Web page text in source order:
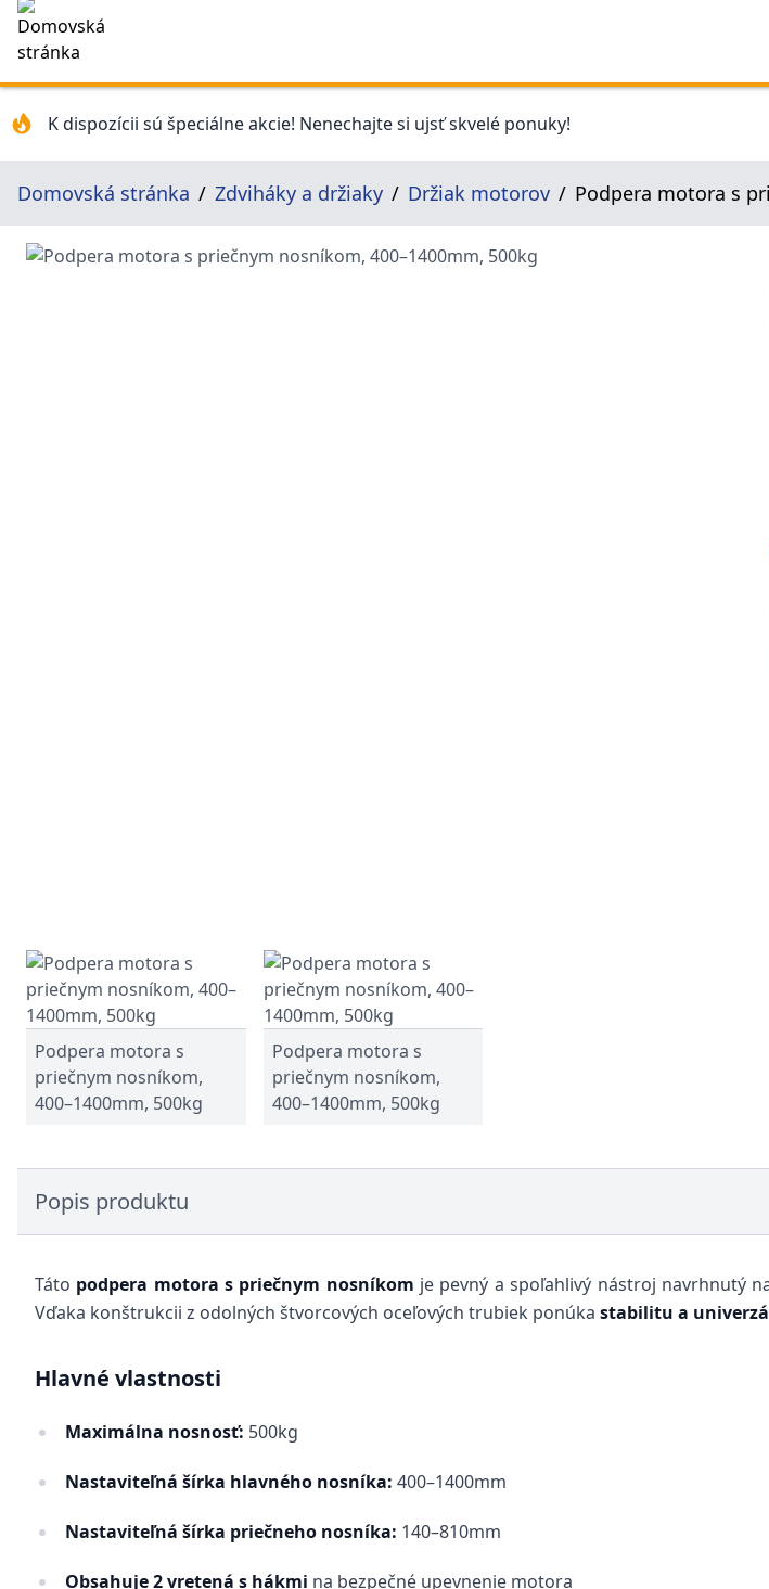
K dispozícii sú špeciálne akcie! Nenechajte si ujsť skvelé ponuky!
Domovská stránka Zdviháky a držiaky Držiak motorov Podpera motora s
Podpera motora s
priečnym nosníkom,
400–1400mm, 500kg
Podpera motora s
priečnym nosníkom,
400–1400mm, 500kg
Popis produktu
Táto podpera motora s priečnym nosníkom je pevný a spoľahlivý nástroj navrhnutý
Vďaka konštrukcii z odolných štvorcových oceľových trubiek ponúka stabilitu a
Hlavné vlastnosti
Maximálna nosnosť: 500kg
Nastaviteľná šírka hlavného nosníka: 400–1400mm
Nastaviteľná šírka priečneho nosníka: 140–810mm
Obsahuje 2 vretená s hákmi na bezpečné upevnenie motora